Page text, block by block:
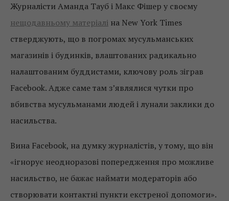
Журналісти Аманда Тауб і Макс Фішер у своєму
нещодавньому матеріалі на New York Times
стверджують, що в погромах мусульманських
магазинів і будинків, влаштованих радикально
налаштованим буддистами, ключову роль зіграв
Facebook. Адже саме там з’являлися чутки про
вбивства мусульманами людей і лунали заклики до
насильства.
Вина Facebook, на думку журналістів, у тому, що він
«ігнорує неодноразові попередження про можливе
насильство, не бажає наймати модераторів або
створювати контактні пункти екстреної допомоги».